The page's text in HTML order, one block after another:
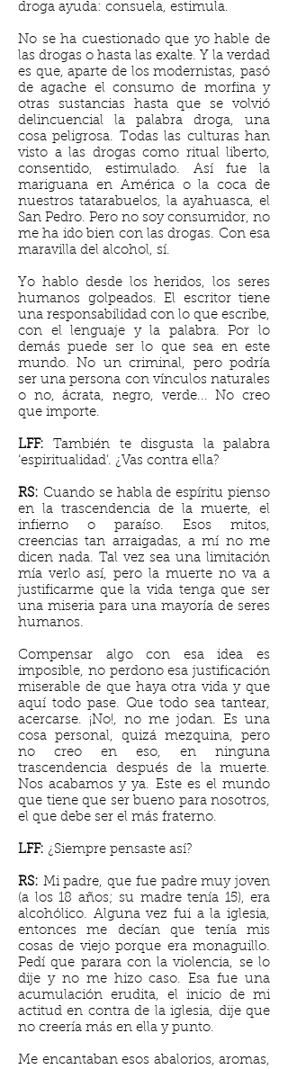
droga ayuda: consuela, estimula.
No se ha cuestionado que yo hable de
las drogas o hasta las exalte. Y la verdad
es que, aparte de los modernistas, pasó
de agache el consumo de morfina y
otras sustancias hasta que se volvió
delincuencial la palabra droga, una
cosa peligrosa. Todas las culturas han
visto a las drogas como ritual liberto,
consentido, estimulado. Así fue la
mariguana en América o la coca de
nuestros tatarabuelos, la ayahuasca, el
San Pedro. Pero no soy consumidor, no
me ha ido bien con las drogas. Con esa
maravilla del alcohol, sí.
Yo hablo desde los heridos, los seres
humanos golpeados. El escritor tiene
una responsabilidad con lo que escribe,
con el lenguaje y la palabra. Por lo
demás puede ser lo que sea en este
mundo. No un criminal, pero podría
ser una persona con vínculos naturales
o no, ácrata, negro, verde... No creo
que importe.
LFF:También te disgusta la palabra
‘espiritualidad’. ¿Vas contra ella?
RS: Cuando se habla de espíritu pienso
en la trascendencia de la muerte, el
infierno o paraíso. Esos mitos,
creencias tan arraigadas, a mí no me
dicen nada. Tal vez sea una limitación
mía verlo así, pero la muerte no va a
justificarme que la vida tenga que ser
una miseria para una mayoría de seres
humanos.
Compensar algo con esa idea es
imposible, no perdono esa justificación
miserable de que haya otra vida y que
aquí todo pase. Que todo sea tantear,
acercarse. ¡No!, no me jodan. Es una
cosa personal, quizá mezquina, pero
no creo en eso, en ninguna
trascendencia después de la muerte.
Nos acabamos y ya. Este es el mundo
que tiene que ser bueno para nosotros,
el que debe ser el más fraterno.
LFF: ¿Siempre pensaste así?
RS: Mi padre, que fue padre muy joven
(a los 18 años; su madre tenía 15), era
alcohólico. Alguna vez fui a la iglesia,
entonces me decían que tenía mis
cosas de viejo porque era monaguillo.
Pedí que parara con la violencia, se lo
dije y no me hizo caso. Esa fue una
acumulación erudita, el inicio de mi
actitud en contra de la iglesia, dije que
no creería más en ella y punto.
Me encantaban esos abalorios, aromas,